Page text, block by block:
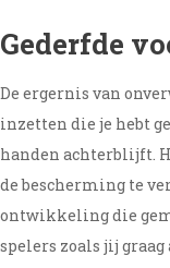
Gederfde
De ergernis van
inzetten die je hebt
handen achterblijft.
de bescherming te
ontwikkeling die
spelers zoals jij